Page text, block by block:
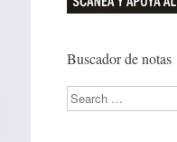
Buscador de notas
Search